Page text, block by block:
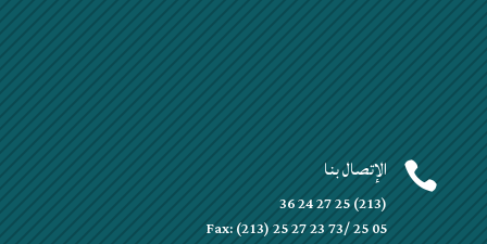
 الإتصال بنا
(213) 25 27 24 36
Fax: (213) 25 27 23 73/ 25 05